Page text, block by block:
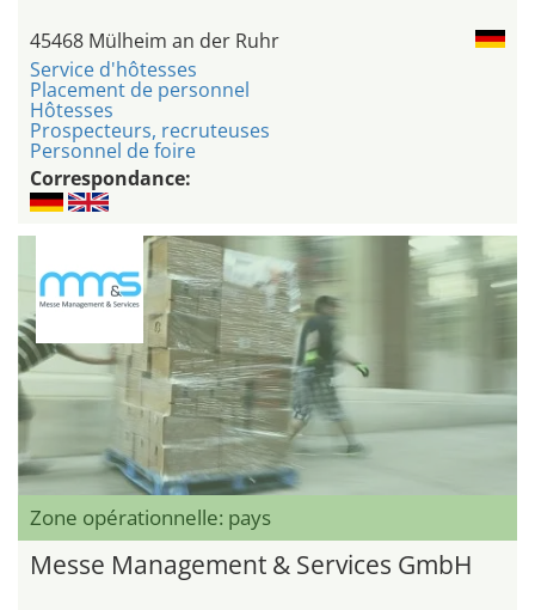
45468 Mülheim an der Ruhr
Service d'hôtesses
Placement de personnel
Hôtesses
Prospecteurs, recruteuses
Personnel de foire
Correspondance:
Zone opérationnelle: pays
Messe Management & Services GmbH